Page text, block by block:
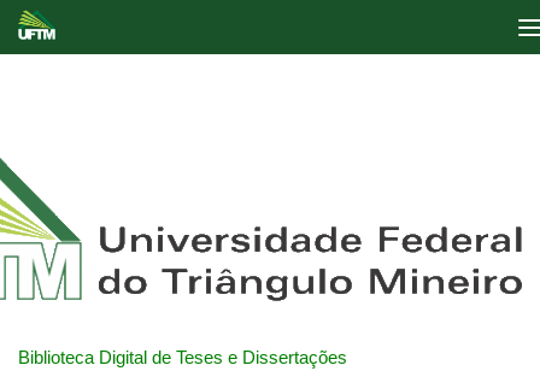
Biblioteca Digital de Teses e Dissertações